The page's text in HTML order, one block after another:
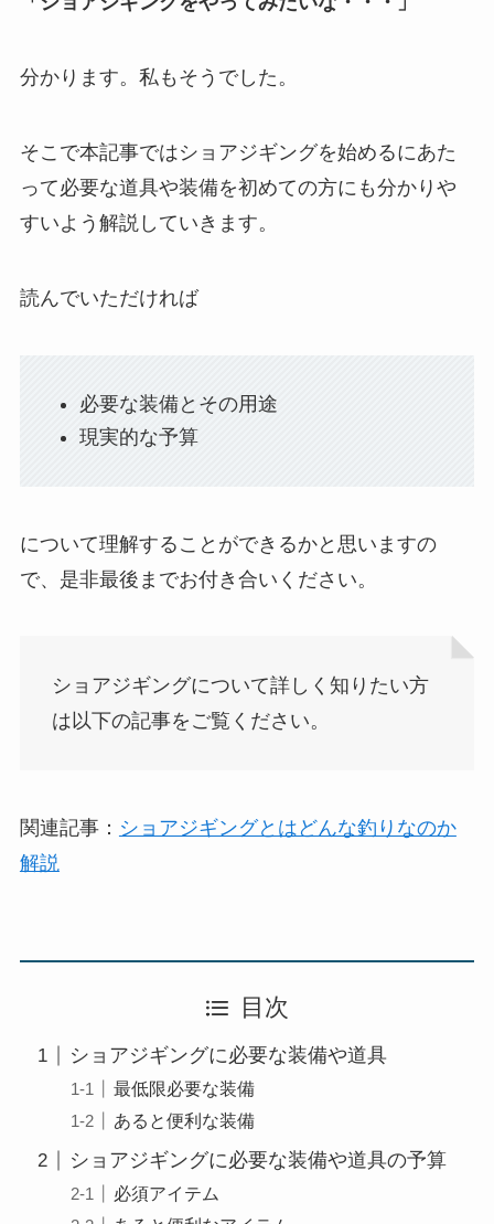
分かります。私もそうでした。
そこで本記事ではショアジギングを始めるにあた
って必要な道具や装備を初めての方にも分かりや
すいよう解説していきます。
読んでいただければ
必要な装備とその用途
現実的な予算
について理解することができるかと思いますの
で、是非最後までお付き合いください。
ショアジギングについて詳しく知りたい方
は以下の記事をご覧ください。
関連記事： ショアジギングとはどんな釣りなのか
解説
目次
ショアジギングに必要な装備や道具
最低限必要な装備
あると便利な装備
ショアジギングに必要な装備や道具の予算
必須アイテム